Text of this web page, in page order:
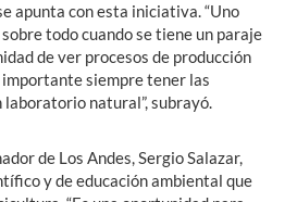
apunta con esta iniciativa. “Uno
todo cuando se tiene un paraje
de ver procesos de producción
siempre tener las
natural”, subrayó.
de Los Andes, Sergio Salazar,
y de educación ambiental que